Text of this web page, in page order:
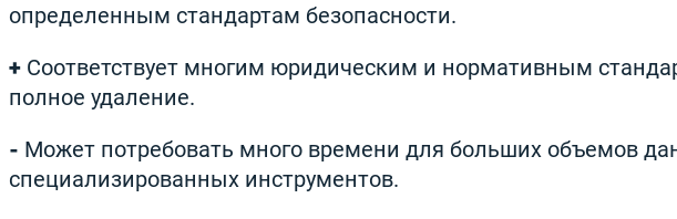
определенным стандартам безопасности.
+ Соответствует многим юридическим и нормативным
полное удаление.
- Может потребовать много времени для больших объемов
специализированных инструментов.